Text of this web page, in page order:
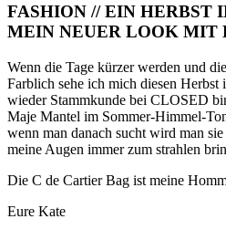
FASHION // EIN HERBST
MEIN NEUER LOOK MIT
Wenn die Tage kürzer werden und
Farblich sehe ich mich diesen
wieder Stammkunde bei CLOSED
Maje Mantel im Sommer-Himmel-
wenn man danach sucht wird man
meine Augen immer zum strahlen
Die C de Cartier Bag ist meine
Eure Kate